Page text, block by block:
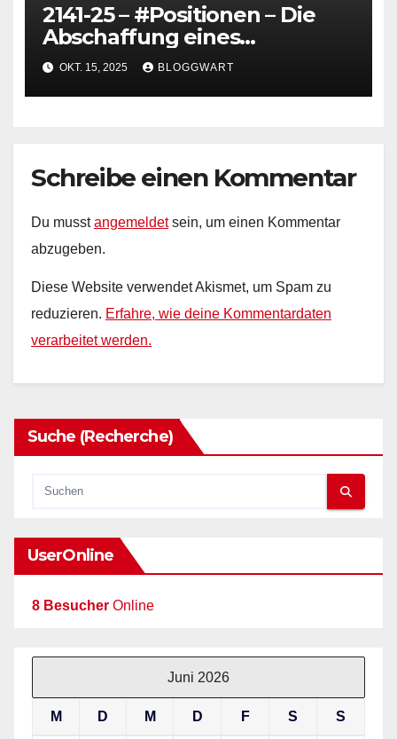
2141-25 – #Positionen – Die
Abschaffung eines
funktionierenden
Deutschlands – heute: BSR
Orangen
OKT. 15, 2025 BLOGGWART
Schreibe einen Kommentar
Du musstangemeldetsein, um einen Kommentar
abzugeben.
Diese Website verwendet Akismet, um Spam zu
reduzieren. Erfahre, wie deine Kommentardaten
verarbeitet werden.
Suche (Recherche)
UserOnline
8 Besucher Online
Juni 2026
M D M D F S S